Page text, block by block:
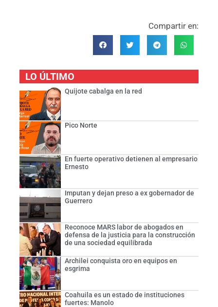
Compartir en:
LO ÚLTIMO
Quijote cabalga en la red
Pico Norte
En fuerte operativo detienen al empresario
Ernesto
Imputan y dejan preso a ex gobernador de
Guerrero
Reconoce MARS labor de abogados en
defensa de la justicia para la construcción
de una sociedad equilibrada
Archilei conquista oro en equipos en
esgrima
Coahuila es un estado de instituciones
fuertes: Manolo